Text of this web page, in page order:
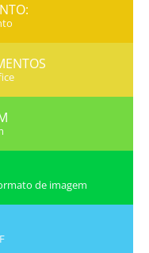
de imagem